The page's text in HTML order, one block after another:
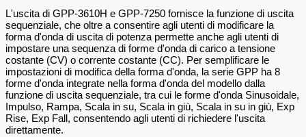
L'uscita di GPP-3610H e GPP-7250 fornisce la funzione di uscita
sequenziale, che oltre a consentire agli utenti di modificare la
forma d'onda di uscita di potenza permette anche agli utenti di
impostare una sequenza di forme d'onda di carico a tensione
costante (CV) o corrente costante (CC). Per semplificare le
impostazioni di modifica della forma d'onda, la serie GPP ha 8
forme d'onda integrate nella forma d'onda del modello dalla
funzione di uscita sequenziale, tra cui le forme d'onda Sinusoidale,
Impulso, Rampa, Scala in su, Scala in giù, Scala in su in giù, Exp
Rise, Exp Fall, consentendo agli utenti di richiedere l'uscita
direttamente.